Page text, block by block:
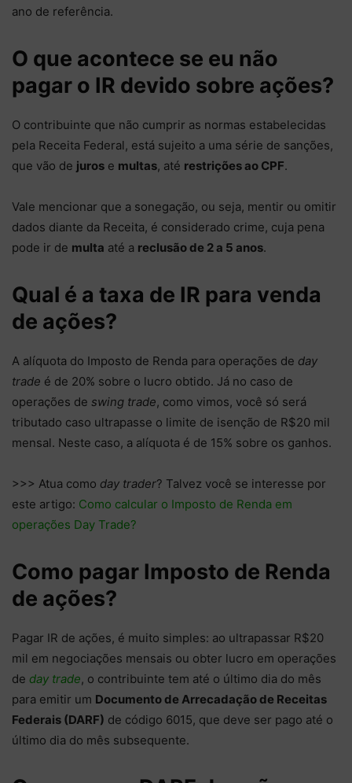
ano de referência.
O que acontece se eu não
pagar o IR devido sobre ações?
O contribuinte que não cumprir as normas estabelecidas
pela Receita Federal, está sujeito a uma série de sanções,
que vão de juros e multas, até restrições ao CPF.
Vale mencionar que a sonegação, ou seja, mentir ou omitir
dados diante da Receita, é considerado crime, cuja pena
pode ir de multa até a reclusão de 2 a 5 anos.
Qual é a taxa de IR para venda
de ações?
A alíquota do Imposto de Renda para operações de day
trade é de 20% sobre o lucro obtido. Já no caso de
operações de swing trade, como vimos, você só será
tributado caso ultrapasse o limite de isenção de R$20 mil
mensal. Neste caso, a alíquota é de 15% sobre os ganhos.
>>> Atua como day trader? Talvez você se interesse por
este artigo: Como calcular o Imposto de Renda em
operações Day Trade?
Como pagar Imposto de Renda
de ações?
Pagar IR de ações, é muito simples: ao ultrapassar R$20
mil em negociações mensais ou obter lucro em operações
de day trade, o contribuinte tem até o último dia do mês
para emitir um Documento de Arrecadação de Receitas
Federais (DARF) de código 6015, que deve ser pago até o
último dia do mês subsequente.